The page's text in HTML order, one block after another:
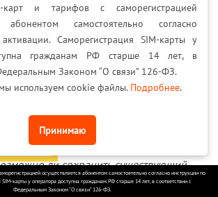
день, Олег!
необходима для заполнения тем,
сим-карты с доставкой.
Вас это смущает, можете внести в них
информацию.
09.01.2020
ли сохранить существующий
номер билайн?
осуществляется абонентом самостоятельно согласно инструкции по
SIM-карты у оператора доступна гражданам РФ старше 14 лет, в соответствии с
Федеральным Законом “О связи” 126-ФЗ.
Яндекс
карт и тарифов с саморегистрацией
абонентом самостоятельно согласно
Саморегистрация SIM-карты у
гражданам РФ старше 14 лет, в
Законом “О связи” 126-ФЗ.
используем cookie файлы. Подробнее.
Принимаю